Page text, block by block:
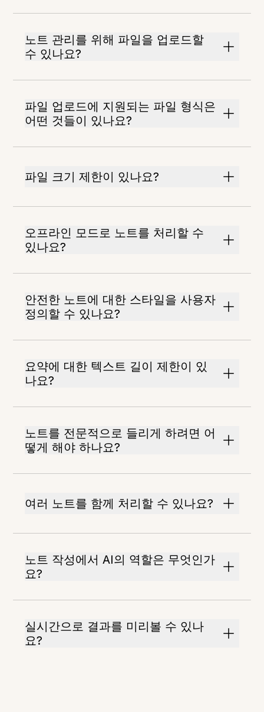
노트 관리를 위해 파일을 업로드할
수 있나요?
파일 업로드에 지원되는 파일 형식은
어떤 것들이 있나요?
파일 크기 제한이 있나요?
오프라인 모드로 노트를 처리할 수
있나요?
안전한 노트에 대한 스타일을 사용자
정의할 수 있나요?
요약에 대한 텍스트 길이 제한이 있
나요?
노트를 전문적으로 들리게 하려면 어
떻게 해야 하나요?
여러 노트를 함께 처리할 수 있나요?
노트 작성에서 AI의 역할은 무엇인가
요?
실시간으로 결과를 미리볼 수 있나
요?